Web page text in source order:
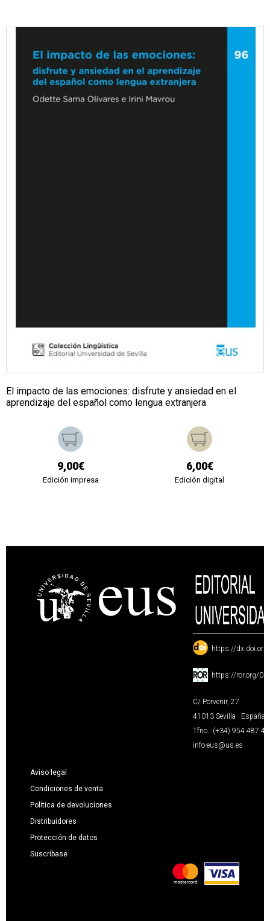
El impacto de las emociones: disfrute y ansiedad en el
aprendizaje del español como lengua extranjera
9,00€
Edición impresa
6,00€
Edición digital
: https://
: https://ror.org/
C/ Porvenir, 27
41013 Sevilla · España
Tfno.: (+34) 954 487
info-eus@us.es
Aviso legal
Condiciones de venta
Política de devoluciones
Distribuidores
Protección de datos
Suscríbase